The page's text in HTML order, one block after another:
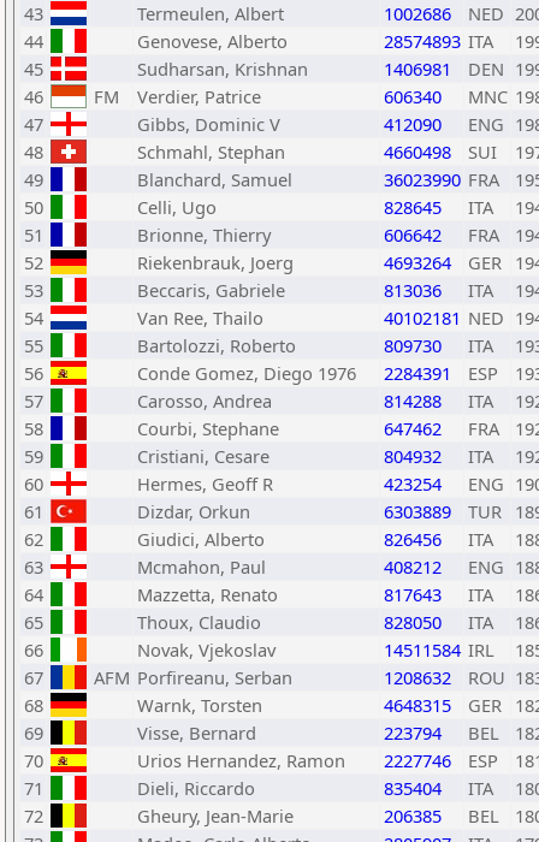
43
Termeulen, Albert 1002686 NED
44
Genovese, Alberto 28574893 ITA
45
Sudharsan, Krishnan 1406981 DEN
46
FM Verdier, Patrice 606340 MNC
47
Gibbs, Dominic V 412090 ENG
48
Schmahl, Stephan 4660498 SUI
49
Blanchard, Samuel 36023990 FRA
50
Celli, Ugo 828645 ITA
51
Brionne, Thierry 606642 FRA
52
Riekenbrauk, Joerg 4693264 GER
53
Beccaris, Gabriele 813036 ITA
54
Van Ree, Thailo 40102181 NED
55
Bartolozzi, Roberto 809730 ITA
56
Conde Gomez, Diego 1976 2284391 ESP
57
Carosso, Andrea 814288 ITA
58
Courbi, Stephane 647462 FRA
59
Cristiani, Cesare 804932 ITA
60
Hermes, Geoff R 423254 ENG
61
Dizdar, Orkun 6303889 TUR
62
Giudici, Alberto 826456 ITA
63
Mcmahon, Paul 408212 ENG
64
Mazzetta, Renato 817643 ITA
65
Thoux, Claudio 828050 ITA
66
Novak, Vjekoslav 14511584 IRL
67
AFM Porfireanu, Serban 1208632 ROU
68
Warnk, Torsten 4648315 GER
69
Visse, Bernard 223794 BEL
70
Urios Hernandez, Ramon 2227746 ESP
71
Dieli, Riccardo 835404 ITA
72
Gheury, Jean-Marie 206385 BEL